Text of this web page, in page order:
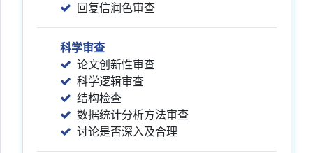
回复信润色审查
科学审查
论文创新性审查
科学逻辑审查
结构检查
数据统计分析方法审查
讨论是否深入及合理